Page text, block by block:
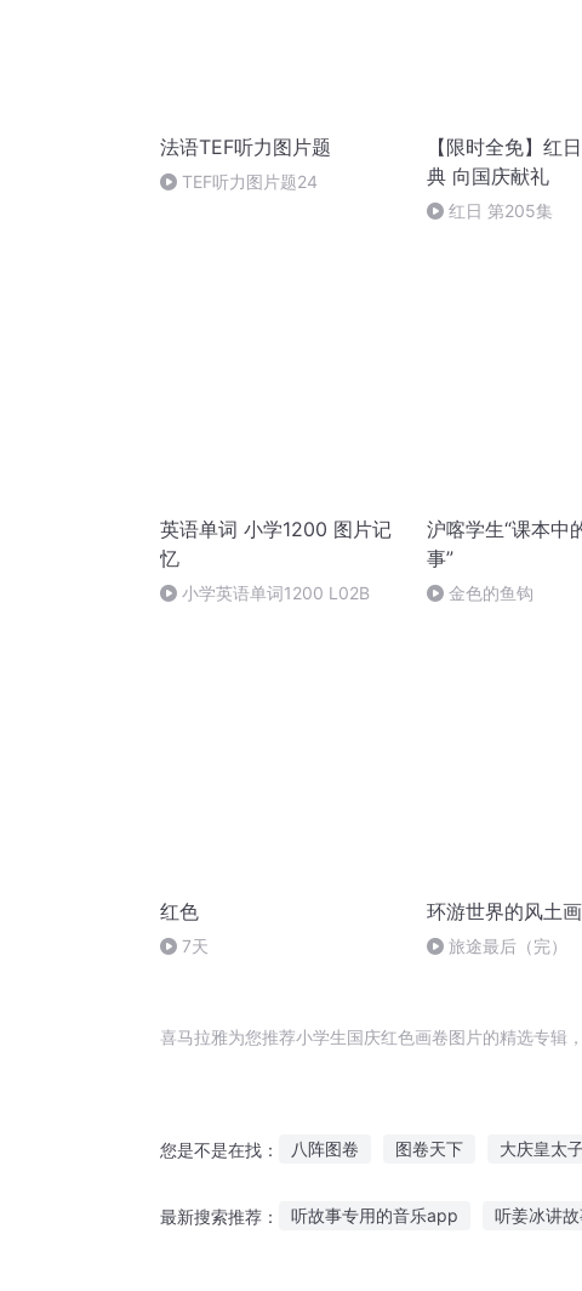
法语TEF听力图片题
TEF听力图片题24
【限时全免】红
典 向国庆献礼
红日 第205集
英语单词 小学1200 图片记
忆
小学英语单词1200 L02B
沪喀学生“课本中
事”
金色的鱼钩
红色
7天
环游世界的风土
旅途最后（完）
喜马拉雅为您推荐小学生国庆红色画卷图片的精选专辑
您是不是在找： 八阵图卷 图卷天下 大庆皇太
最新搜索推荐： 听故事专用的音乐app 听姜冰讲